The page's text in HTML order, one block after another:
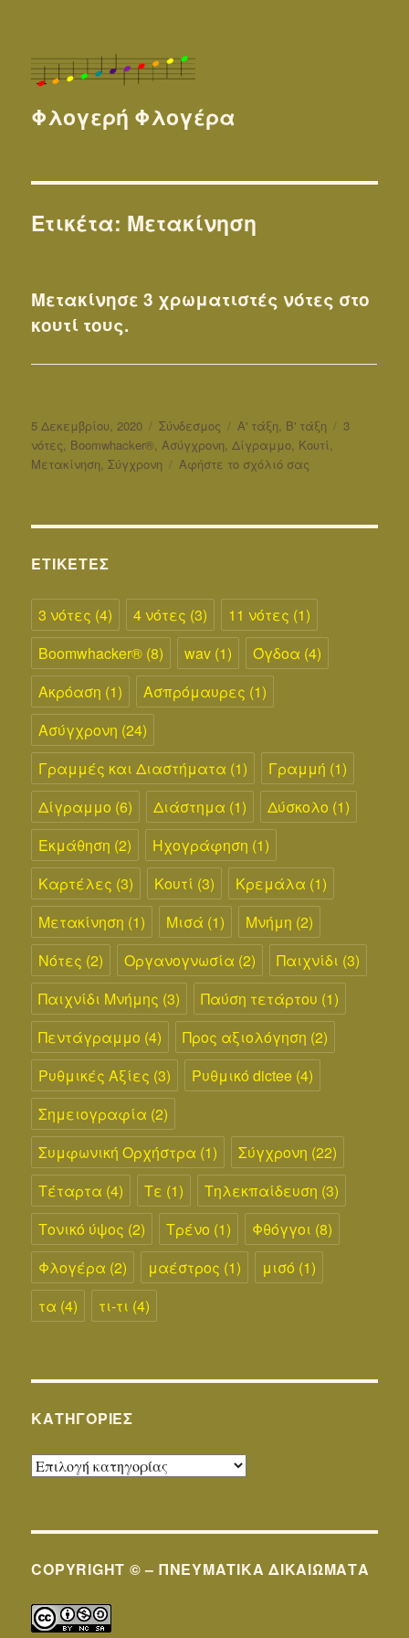
Φλογερή Φλογέρα
Ετικέτα: Μετακίνηση
Μετακίνησε 3 χρωματιστές νότες στο
κουτί τους.
Δημοσιεύτηκε
την
5 Δεκεμβρίου, 2020 Μορφή
Σύνδεσμος Κατηγορίες
Α' τάξη, Β' τάξη Ετικέτες
3
νότες, Boomwhacker®,Ασύγχρονη,Δίγραμμο, Κουτί,
Μετακίνηση,Σύγχρονη Αφήστε το σχόλιό σας
χρωματιστές
τους.
ΕΤΙΚΈΤΕΣ
3 νότες (4) 4 νότες (3) 11 νότες (1)
Boomwhacker® (8) wav (1) Όγδοα (4)
Ακρόαση (1) Ασπρόμαυρες (1)
Ασύγχρονη (24)
Γραμμές και Διαστήματα (1) Γραμμή (1)
Δίγραμμο (6) Διάστημα (1) Δύσκολο (1)
Εκμάθηση (2) Ηχογράφηση (1)
Καρτέλες (3) Κουτί (3) Κρεμάλα (1)
Μετακίνηση (1) Μισά (1) Μνήμη (2)
Νότες (2) Οργανογνωσία (2) Παιχνίδι (3)
Παιχνίδι Μνήμης (3) Παύση τετάρτου (1)
Πεντάγραμμο (4) Προς αξιολόγηση (2)
Ρυθμικές Αξίες (3) Ρυθμικό dictee (4)
Σημειογραφία (2)
Συμφωνική Ορχήστρα (1) Σύγχρονη (22)
Τέταρτα (4) Τε (1) Τηλεκπαίδευση (3)
Τονικό ύψος (2) Τρένο (1) Φθόγγοι (8)
Φλογέρα (2) μαέστρος (1) μισό (1)
τα (4) τι-τι (4)
KΑΤΗΓΟΡΊΕΣ
Kατηγορίες
COPYRIGHT © – ΠΝΕΥΜΑΤΙΚΆ ΔΙΚΑΙΏΜΑΤΑ